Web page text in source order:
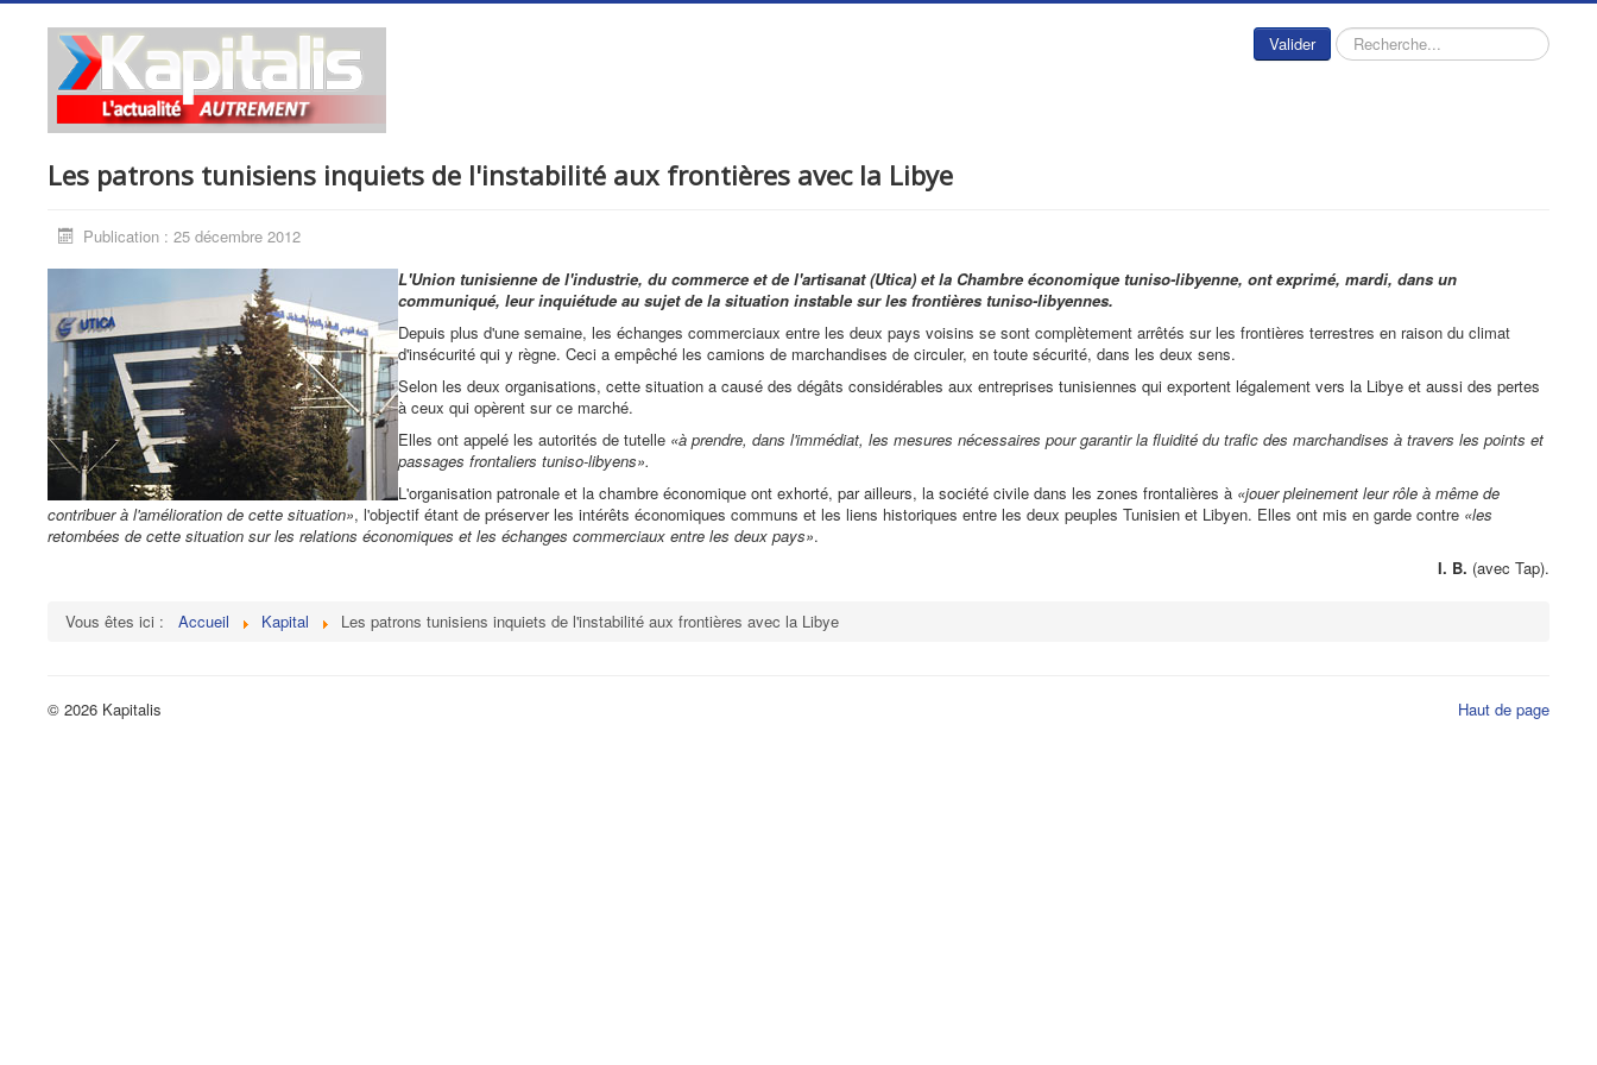
Valider Rechercher
Les patrons tunisiens inquiets de l'instabilité aux frontières avec la Libye
Publication : 25 décembre 2012
L'Union tunisienne de l'industrie, du commerce et de l'artisanat (Utica) et la Chambre économique tuniso-libyenne, ont exprimé, mardi, dans un
communiqué, leur inquiétude au sujet de la situation instable sur les frontières tuniso-libyennes.
Depuis plus d'une semaine, les échanges commerciaux entre les deux pays voisins se sont complètement arrêtés sur les frontières terrestres en raison du climat
d'insécurité qui y règne. Ceci a empêché les camions de marchandises de circuler, en toute sécurité, dans les deux sens.
Selon les deux organisations, cette situation a causé des dégâts considérables aux entreprises tunisiennes qui exportent légalement vers la Libye et aussi des pertes
à ceux qui opèrent sur ce marché.
Elles ont appelé les autorités de tutelle «à prendre, dans l'immédiat, les mesures nécessaires pour garantir la fluidité du trafic des marchandises à travers les points et
passages frontaliers tuniso-libyens».
L'organisation patronale et la chambre économique ont exhorté, par ailleurs, la société civile dans les zones frontalières à «jouer pleinement leur rôle à même de
contribuer à l'amélioration de cette situation», l'objectif étant de préserver les intérêts économiques communs et les liens historiques entre les deux peuples Tunisien et Libyen. Elles ont mis en garde contre «les
retombées de cette situation sur les relations économiques et les échanges commerciaux entre les deux pays».
I. B. (avec Tap).
Vous êtes ici : Accueil Kapital Les patrons tunisiens inquiets de l'instabilité aux frontières avec la Libye
Haut de page
© 2026 Kapitalis